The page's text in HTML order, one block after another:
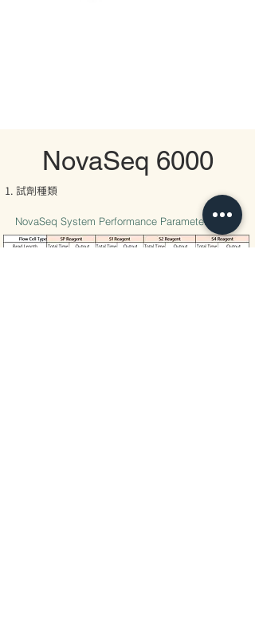
NovaSeq 6000
​試劑種類
NovaSeq System Performance Parameters